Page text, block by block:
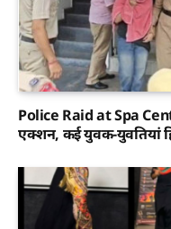
Police Raid at Spa
एक्शन, कई युवक-युवतियां